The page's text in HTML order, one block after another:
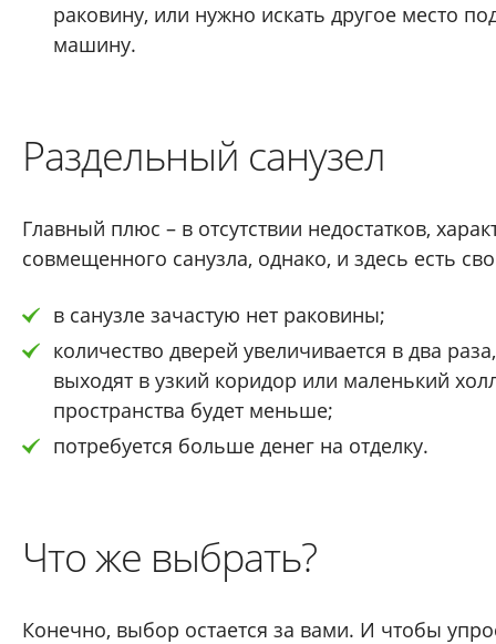
раковину, или нужно искать другое место
машину.
Раздельный санузел
Главный плюс – в отсутствии недостатков,
совмещенного санузла, однако, и здесь есть
в санузле зачастую нет раковины;
количество дверей увеличивается в два
выходят в узкий коридор или маленький
пространства будет меньше;
потребуется больше денег на отделку.
Что же выбрать?
Конечно, выбор остается за вами. И чтобы